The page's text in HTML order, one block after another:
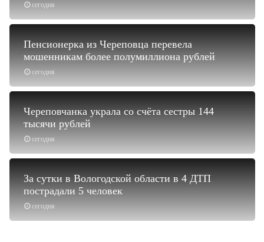
сегодня
сегодня
Пенсионерка из Череповца перевела
мошенникам более полумиллиона рублей
сегодня
Череповчанка украла со счёта сестры 144
тысячи рублей
сегодня
За сутки в Вологодской области в 4 ДТП
пострадали 5 человек